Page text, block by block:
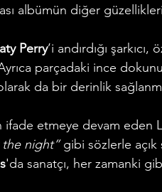
albümün diğer
Perry’i andırdığı
parçadaki ince
da bir derinlik
ifade etmeye devam eden
night” gibi sözlerle açık
'da sanatçı, her zamanki